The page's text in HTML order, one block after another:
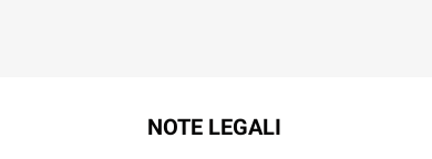
NOTE LEGALI